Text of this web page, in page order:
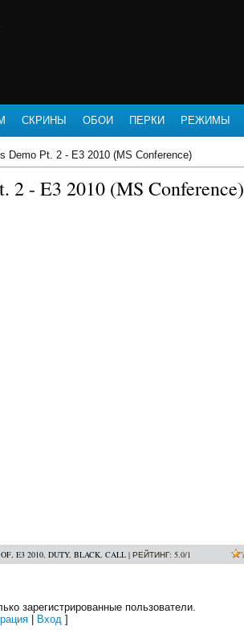
СКРИНЫ ОБОИ ПЕРКИ РЕЖИМЫ
Demo Pt. 2 - E3 2010 (MS Conference)
2 - E3 2010 (MS Conference)
OF, E3 2010, DUTY, BLACK, CALL | РЕЙТИНГ: 5.0/1
зарегистрированные пользователи.
Вход ]